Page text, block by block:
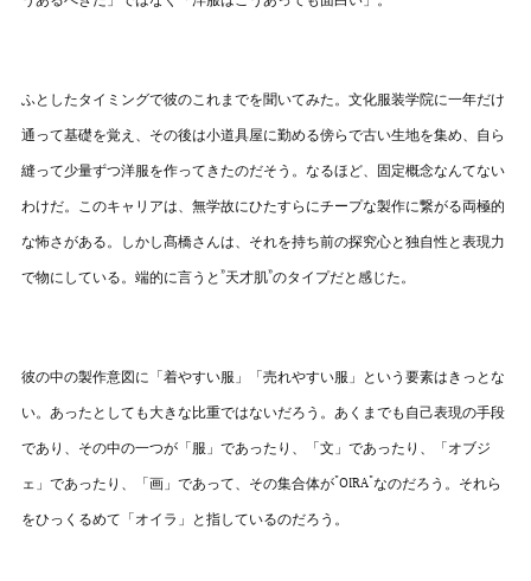
ふとしたタイミングで彼のこれまでを聞いてみた。文化服装学院に一年だけ
通って基礎を覚え、その後は小道具屋に勤める傍らで古い生地を集め、自ら
縫って少量ずつ洋服を作ってきたのだそう。なるほど、固定概念なんてない
わけだ。このキャリアは、無学故にひたすらにチープな製作に繋がる両極的
な怖さがある。しかし髙橋さんは、それを持ち前の探究心と独自性と表現力
で物にしている。端的に言うと”天才肌”のタイプだと感じた。
彼の中の製作意図に「着やすい服」「売れやすい服」という要素はきっとな
い。あったとしても大きな比重ではないだろう。あくまでも自己表現の手段
であり、その中の一つが「服」であったり、「文」であったり、「オブジ
ェ」であったり、「画」であって、その集合体が"OIRA"なのだろう。それら
をひっくるめて「オイラ」と指しているのだろう。